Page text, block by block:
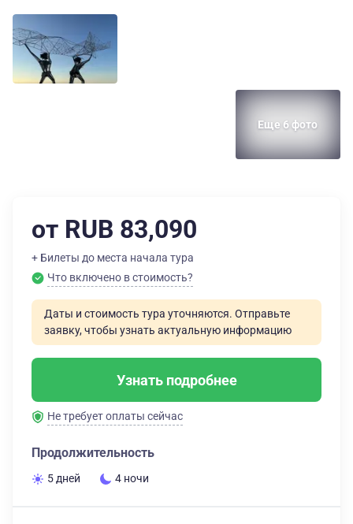
Еще 6 фото
от RUB 83,090
+ Билеты до места начала тура
Что включено в стоимость?
Даты и стоимость тура уточняются. Отправьте
заявку, чтобы узнать актуальную информацию
Узнать подробнее
Не требует оплаты сейчас
Продолжительность
5 дней 4 ночи